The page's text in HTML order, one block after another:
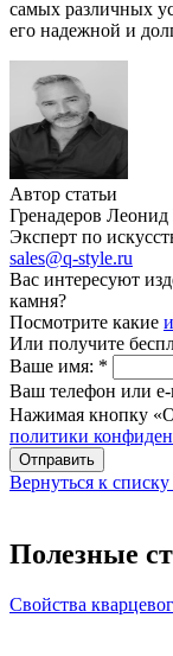
самых различных
его надежной и
Автор статьи
Гренадеров
Эксперт по
sales@q-style.ru
Вас интересуют
камня?
Посмотрите какие
Или получите
Ваше имя: *
Ваш телефон или e-
Нажимая кнопку
политики
Отправить
Вернуться к списку
Полезные
Свойства